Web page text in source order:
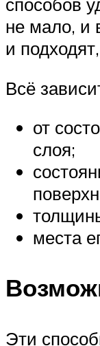
не мало, и
и
Всё
от
слоя;
места
Эти